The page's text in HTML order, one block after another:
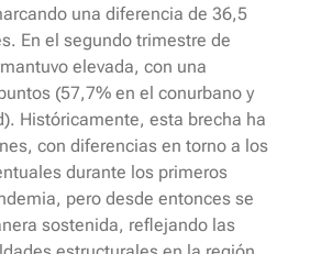
una diferencia de 36,5
En el segundo trimestre de
elevada, con una
(57,7% en el conurbano y
Históricamente, esta brecha ha
con diferencias en torno a los
durante los primeros
pero desde entonces se
sostenida, reflejando las